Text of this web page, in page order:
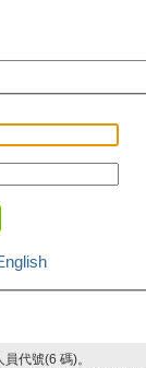
代號(6 碼)。